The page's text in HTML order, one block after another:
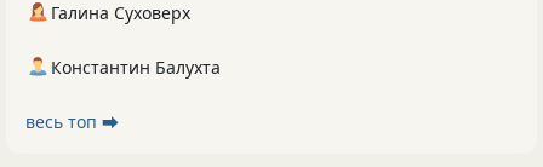
Галина Суховерх
Константин Балухта
весь топ ⮕